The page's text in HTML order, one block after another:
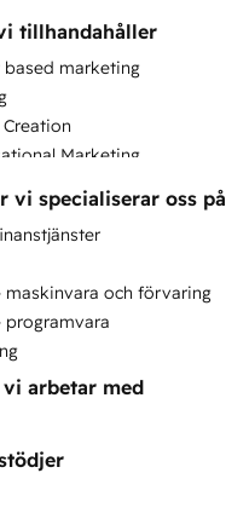
tillhandahåller
based marketing
Marketing
Integrations
Marketing
Success Training
Support Training
Survey and Analysis
Marketing Services
Implementation
Onboarding
Base Development
vi specialiserar oss på
maskinvara och förvaring
programvara
vi arbetar med